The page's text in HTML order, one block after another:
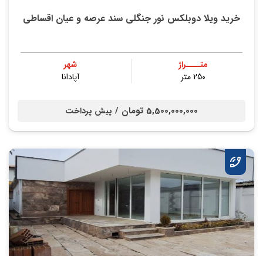
خرید ویلا دوبلکس نور جنگلی سند عرصه و عیان اقساطی
متــــراژ
250 متر
شهر
آپادانا
5,500,000,000 تومان / پیش پرداخت